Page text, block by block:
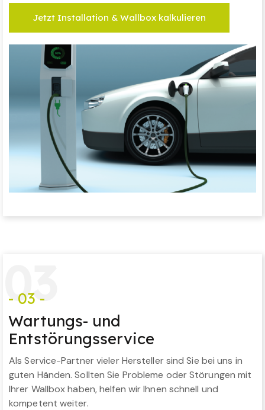
Jetzt Installation & Wallbox kalkulieren
03
- 03 -
Wartungs- und
Entstörungsservice
Als Service-Partner vieler Hersteller sind Sie bei uns in
guten Händen. Sollten Sie Probleme oder Störungen mit
Ihrer Wallbox haben, helfen wir Ihnen schnell und
kompetent weiter.